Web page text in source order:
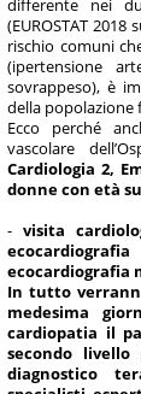
(EUROSTAT
rischio comuni
(ipertensione
sovrappeso), è
della popolazione
Ecco perché
vascolare
Cardiologia 2,
donne con età
-visita
ecocardiografia
In tutto
medesima
cardiopatia il
secondo
diagnostico